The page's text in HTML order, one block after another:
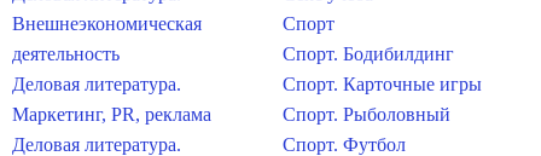
Внешнеэкономическая
деятельность
Деловая литература.
Маркетинг, PR, реклама
Деловая литература.
Спорт
Спорт. Бодибилдинг
Спорт. Карточные игры
Спорт. Рыболовный
Спорт. Футбол